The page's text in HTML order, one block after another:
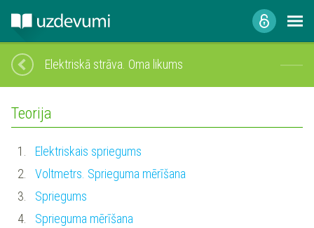
Elektriskā strāva. Oma likums
Teorija
1.
Elektriskais spriegums
2.
Voltmetrs. Sprieguma mērīšana
3.
Spriegums
4.
Sprieguma mērīšana